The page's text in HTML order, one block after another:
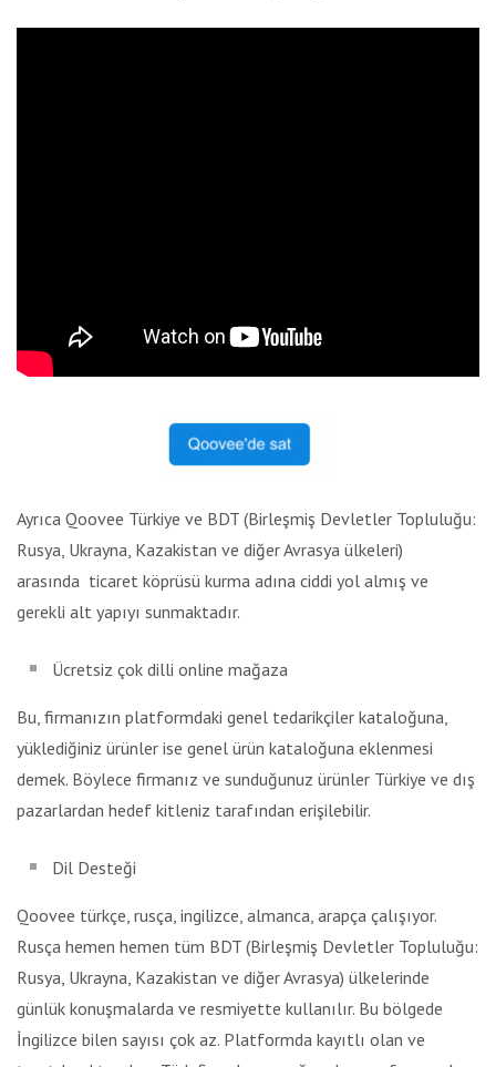
Ayrıca Qoovee Türkiye ve BDT (Birleşmiş Devletler Topluluğu:
Rusya, Ukrayna, Kazakistan ve diğer Avrasya ülkeleri)
arasında ticaret köprüsü kurma adına ciddi yol almış ve
gerekli alt yapıyı sunmaktadır.
Ücretsiz çok dilli online mağaza
Bu, firmanızın platformdaki genel tedarikçiler kataloğuna,
yüklediğiniz ürünler ise genel ürün kataloğuna eklenmesi
demek. Böylece firmanız ve sunduğunuz ürünler Türkiye ve dış
pazarlardan hedef kitleniz tarafından erişilebilir.
Dil Desteği
Qoovee türkçe, rusça, ingilizce, almanca, arapça çalışıyor.
Rusça hemen hemen tüm BDT (Birleşmiş Devletler Topluluğu:
Rusya, Ukrayna, Kazakistan ve diğer Avrasya) ülkelerinde
günlük konuşmalarda ve resmiyette kullanılır. Bu bölgede
İngilizce bilen sayısı çok az. Platformda kayıtlı olan ve